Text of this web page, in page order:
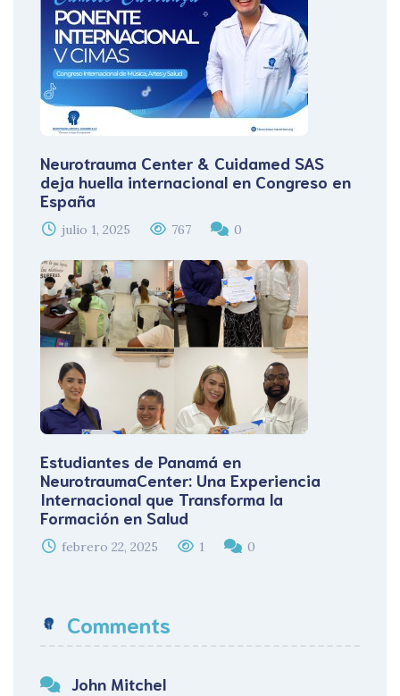
Neurotrauma Center & Cuidamed SAS
deja huella internacional en Congreso en
España
julio 1, 2025 767 0
Estudiantes de Panamá en
NeurotraumaCenter: Una Experiencia
Internacional que Transforma la
Formación en Salud
febrero 22, 2025 1 0
Comments
John Mitchel